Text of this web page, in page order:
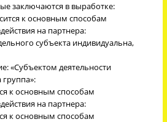
заключаются в выработке:
к основным способам
на партнера:
субъекта индивидуальна,
«Субъектом деятельности
группа»:
к основным способам
на партнера:
к основным способам